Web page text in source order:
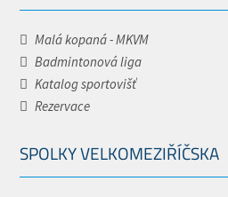
Malá kopaná - MKVM
Badmintonová liga
Katalog sportovišť
Rezervace
SPOLKY VELKOMEZIŘÍČSKA